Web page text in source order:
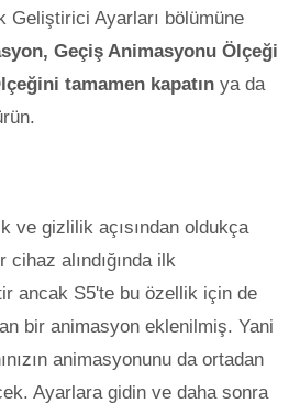
Geliştirici Ayarları bölümüne
Geçiş Animasyonu Ölçeği
tamamen kapatın ya da
ve gizlilik açısından oldukça
alındığında ilk
ancak S5'te bu özellik için de
bir animasyon eklenilmiş. Yani
animasyonunu da ortadan
Ayarlara gidin ve daha sonra